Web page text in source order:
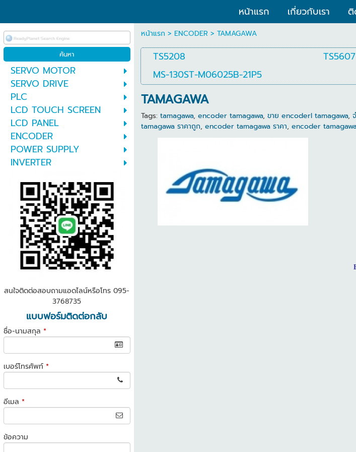
หน้าแรก เกี่ยวกับเรา ติ
SERVO MOTOR
SERVO DRIVE
PLC
LCD TOUCH SCREEN
LCD PANEL
ENCODER
POWER SUPPLY
INVERTER
สนใจติดต่อสอบถามแอดไลน์หรือโทร 095-
3768735
แบบฟอร์มติดต่อกลับ
ชื่อ-นามสกุล *
เบอร์โทรศัพท์ *
อีเมล *
ข้อความ
หน้าแรก > ENCODER > TAMAGAWA
TS5208 TS5607
MS-130ST-M06025B-21P5
TAMAGAWA
Tags:tamagawa,encoder tamagawa,ขาย encoderl tamagawa,
tamagawa ราคาถูก,encoder tamagawa ราคา,encoder